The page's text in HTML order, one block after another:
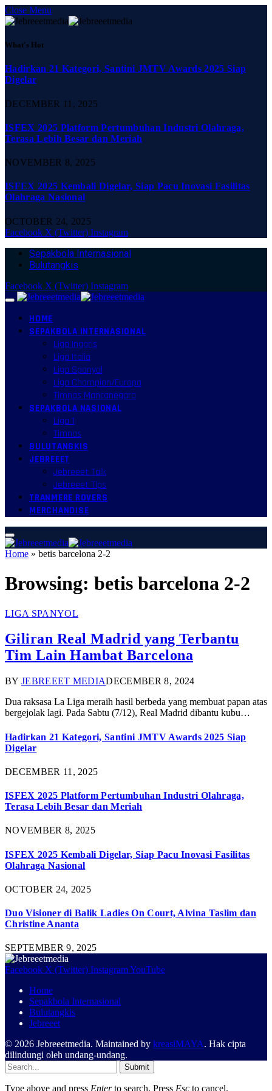
Close Menu
What's Hot
Hadirkan 21 Kategori, Santini JMTV Awards 2025 Siap
Digelar
DECEMBER 11, 2025
ISFEX 2025 Platform Pertumbuhan Industri Olahraga,
Terasa Lebih Besar dan Meriah
NOVEMBER 8, 2025
ISFEX 2025 Kembali Digelar, Siap Pacu Inovasi Fasilitas
Olahraga Nasional
OCTOBER 24, 2025
Facebook X (Twitter) Instagram
Sepakbola Internasional
Bulutangkis
Facebook X (Twitter) Instagram
HOME
SEPAKBOLA INTERNASIONAL
Liga Inggris
Liga Italia
Liga Spanyol
Liga Champion/Europa
Timnas Mancanegara
SEPAKBOLA NASIONAL
Liga 1
Timnas
BULUTANGKIS
JEBREEET
Jebreeet Talk
Jebreeet Tips
TRANMERE ROVERS
MERCHANDISE
Home » betis barcelona 2-2
Browsing: betis barcelona 2-2
LIGA SPANYOL
Giliran Real Madrid yang Terbantu
Tim Lain Hambat Barcelona
BY JEBREEET MEDIADECEMBER 8, 2024
Dua raksasa La Liga meraih hasil berbeda yang membuat papan atas
bergejolak lagi. Pada Sabtu (7/12), Real Madrid dibantu kubu…
Hadirkan 21 Kategori, Santini JMTV Awards 2025 Siap
Digelar
DECEMBER 11, 2025
ISFEX 2025 Platform Pertumbuhan Industri Olahraga,
Terasa Lebih Besar dan Meriah
NOVEMBER 8, 2025
ISFEX 2025 Kembali Digelar, Siap Pacu Inovasi Fasilitas
Olahraga Nasional
OCTOBER 24, 2025
Duo Visioner di Balik Ladies On Court, Alvina Taslim dan
Christine Ananta
SEPTEMBER 9, 2025
Facebook X (Twitter) InstagramYouTube
Home
Sepakbola Internasional
Bulutangkis
Jebreeet
© 2026 Jebreeetmedia. Maintained by kreasiMAYA. Hak cipta
dilindungi oleh undang-undang.
Submit
Type above and press Enterto search. Press Esc to cancel.